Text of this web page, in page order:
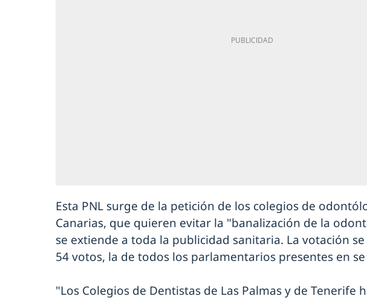
Esta PNL surge de la petición de los colegios de
Canarias, que quieren evitar la "banalización de la
se extiende a toda la publicidad sanitaria. La votación
54 votos, la de todos los parlamentarios presentes en
"Los Colegios de Dentistas de Las Palmas y de Tenerife